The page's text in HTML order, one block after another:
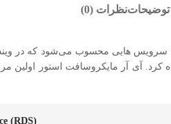
توضیحاتنظرات (0)
(RDS)